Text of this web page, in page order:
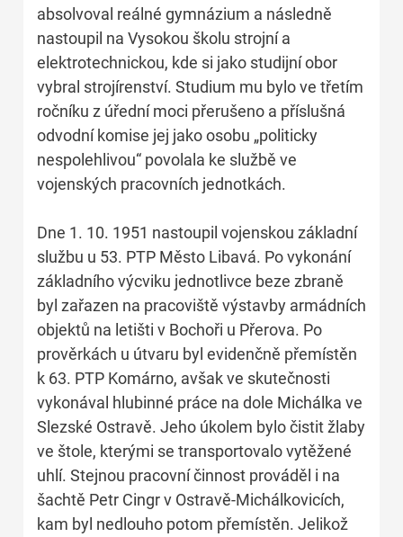
absolvoval reálné gymnázium a následně
nastoupil na Vysokou školu strojní a
elektrotechnickou, kde si jako studijní obor
vybral strojírenství. Studium mu bylo ve třetím
ročníku z úřední moci přerušeno a příslušná
odvodní komise jej jako osobu „politicky
nespolehlivou“ povolala ke službě ve
vojenských pracovních jednotkách.
Dne 1. 10. 1951 nastoupil vojenskou základní
službu u 53. PTP Město Libavá. Po vykonání
základního výcviku jednotlivce beze zbraně
byl zařazen na pracoviště výstavby armádních
objektů na letišti v Bochoři u Přerova. Po
prověrkách u útvaru byl evidenčně přemístěn
k 63. PTP Komárno, avšak ve skutečnosti
vykonával hlubinné práce na dole Michálka ve
Slezské Ostravě. Jeho úkolem bylo čistit žlaby
ve štole, kterými se transportovalo vytěžené
uhlí. Stejnou pracovní činnost prováděl i na
šachtě Petr Cingr v Ostravě-Michálkovicích,
kam byl nedlouho potom přemístěn. Jelikož